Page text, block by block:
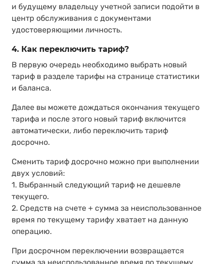
и будущему владельцу учетной записи подойти в
центр обслуживания с документами
удостоверяющими личность.
4. Как переключить тариф?
В первую очередь необходимо выбрать новый
тариф в разделе тарифы на странице статистики
и баланса.
Далее вы можете дождаться окончания текущего
тарифа и после этого новый тариф включится
автоматически, либо переключить тариф
досрочно.
Сменить тариф досрочно можно при выполнении
двух условий:
1. Выбранный следующий тариф не дешевле
текущего.
2. Средств на счете + сумма за неиспользованное
время по текущему тарифу хватает на данную
операцию.
При досрочном переключении возвращается